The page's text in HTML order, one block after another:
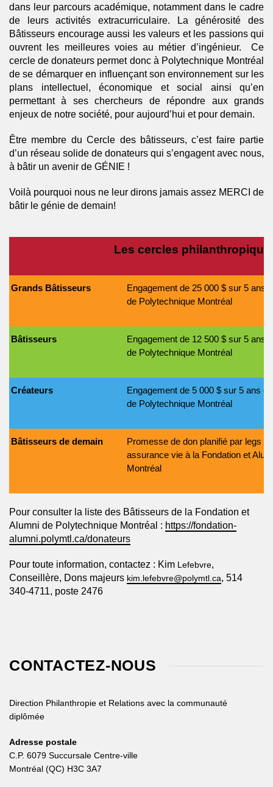
dans leur parcours académique, notamment dans le cadre
de leurs activités extracurriculaire. La générosité des
Bâtisseurs encourage aussi les valeurs et les passions qui
ouvrent les meilleures voies au métier d’ingénieur. Ce
cercle de donateurs permet donc à Polytechnique Montréal
de se démarquer en influençant son environnement sur les
plans intellectuel, économique et social ainsi qu’en
permettant à ses chercheurs de répondre aux grands
enjeux de notre société, pour aujourd’hui et pour demain.
Être membre du Cercle des bâtisseurs, c’est faire partie
d’un réseau solide de donateurs qui s’engagent avec nous,
à bâtir un avenir de GÉNIE !
Voilà pourquoi nous ne leur dirons jamais assez MERCI de
bâtir le génie de demain!
Les cercles
Grands Bâtisseurs
Engagement de 25 000 $ sur 5 ans
de Polytechnique Montréal
Bâtisseurs
Engagement de 12 500 $ sur 5 ans
de Polytechnique Montréal
Créateurs
Engagement de 5 000 $ sur 5 ans
de Polytechnique Montréal
Bâtisseurs de demain
Promesse de don planifié par legs
assurance vie à la Fondation et
Montréal
Pour consulter la liste des Bâtisseurs de la Fondation et
Alumni de Polytechnique Montréal : https://fondation-
alumni.polymtl.ca/donateurs
Pour toute information, contactez : Kim Lefebvre,
Conseillère, Dons majeurs kim.lefebvre@polymtl.ca, 514
340-4711, poste 2476
CONTACTEZ-NOUS
Direction Philanthropie et Relations avec la communauté
diplômée
Adresse postale
C.P. 6079 Succursale Centre-ville
Montréal (QC) H3C 3A7